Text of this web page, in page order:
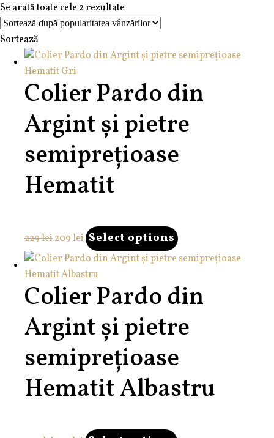
Se arată toate cele 2 rezultate
Sortează
Colier Pardo din
Argint și pietre
semiprețioase
Hematit
229leiPrețul
a
fost:
229 lei.
209leiPrețul
curent
este:
209 lei.
Select options
Colier Pardo din
Argint și pietre
semiprețioase
Hematit Albastru